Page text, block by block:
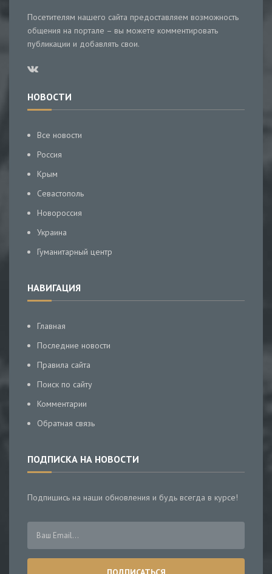
Посетителям нашего сайта предоставляем возможность
общения на портале – вы можете комментировать
публикации и добавлять свои.
НОВОСТИ
Все новости
Россия
Крым
Севастополь
Новороссия
Украина
Гуманитарный центр
НАВИГАЦИЯ
Главная
Последние новости
Правила сайта
Поиск по сайту
Комментарии
Обратная связь
ПОДПИСКА НА НОВОСТИ
Подпишись на наши обновления и будь всегда в курсе!